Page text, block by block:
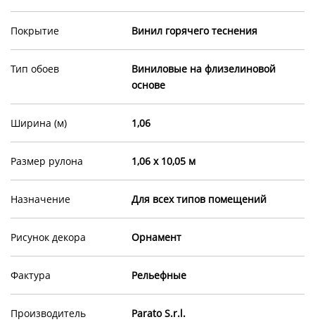
Покрытие Винил горячего теснения
Тип обоев
Виниловые на флизелиновой
основе
Ширина (м) 1,06
Размер рулона 1,06 х 10,05 м
Назначение Для всех типов помещений
Рисунок декора Орнамент
Фактура Рельефные
Производитель Parato S.r.l.